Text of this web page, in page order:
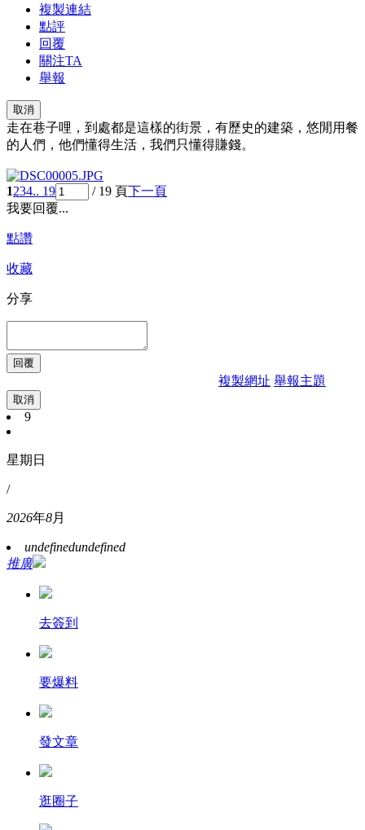
複製連結
點評
回覆
關注TA
舉報
取消
走在巷子哩，到處都是這樣的街景，有歷史的建築，悠閒用餐
的人們，他們懂得生活，我們只懂得賺錢。
1234.. 19 / 19 頁下一頁
我要回覆...
點讚
收藏
分享
複製網址 舉報主題
取消
9
星期日
/
2026年8月
undefinedundefined
推廣
去簽到
要爆料
發文章
逛圈子